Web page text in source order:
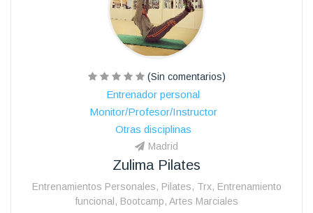
(Sin comentarios)
Entrenador personal
Monitor/Profesor/Instructor
Otras disciplinas
Madrid
Zulima Pilates
Entrenamientos Personales, Pilates, Trx, Entrenamiento
funcional, Bootcamp, Artes Marciales